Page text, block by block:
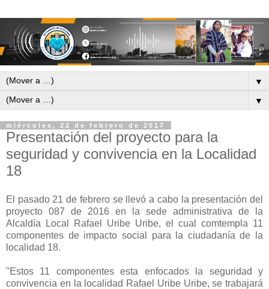
▼
▼
miércoles, 22 de febrero de 2017
Presentación del proyecto para la
seguridad y convivencia en la Localidad
18
El pasado 21 de febrero se llevó a cabo la presentación del
proyecto 087 de 2016 en la sede administrativa de la
Alcaldía Local Rafael Uribe Uribe, el cual comtempla 11
componentes de impacto social para la ciudadanía de la
localidad 18.
"Estos 11 componentes esta enfocados la seguridad y
convivencia en la localidad Rafael Uribe Uribe, se trabajará